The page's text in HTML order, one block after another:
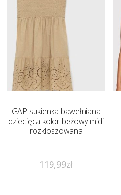
GAP sukienka bawełniana
dziecięca kolor beżowy midi
rozkloszowana
119,99zł